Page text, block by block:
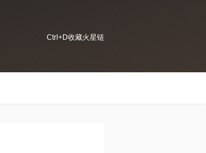
Ctrl+D收藏火星链